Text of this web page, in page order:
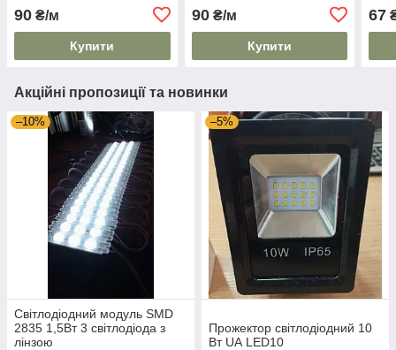
90 ₴/м
Купити
90₴/м
Купити
67
Акційні пропозиції та новинки
–10%
Світлодіодний модуль SMD
2835 1,5Вт 3 світлодіода з
лінзою
–5%
Прожектор світлодіодний 10
Вт UА LED10